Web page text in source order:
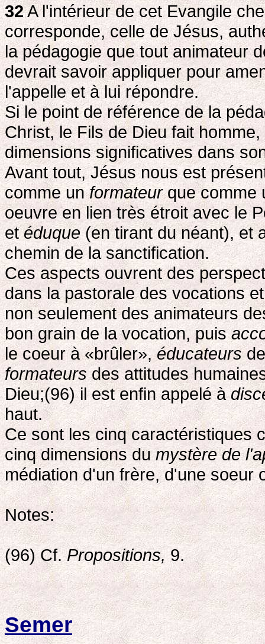
32A l'intérieur de cet Evangile
corresponde, celle de Jésus,
la pédagogie que tout animateur
devrait savoir appliquer pour
l'appelle et à lui répondre.
Si le point de référence de la
Christ, le Fils de Dieu fait
dimensions significatives dans
Avant tout, Jésus nous est
comme unformateurque comme
oeuvre en lien très étroit avec le
etéduque (en tirant du néant), et
chemin de la sanctification.
Ces aspects ouvrent des
dans la pastorale des vocations
non seulement des animateurs
bon grain de la vocation, puis
le coeur à «brûler»,éducateurs
formateursdes attitudes
Dieu;(96) il est enfin appelé à
haut.
Ce sont les cinq caractéristiques
cinq dimensions dumystère de
médiation d'un frère, d'une soeur
Notes:
(96) Cf.Propositions, 9.
Semer